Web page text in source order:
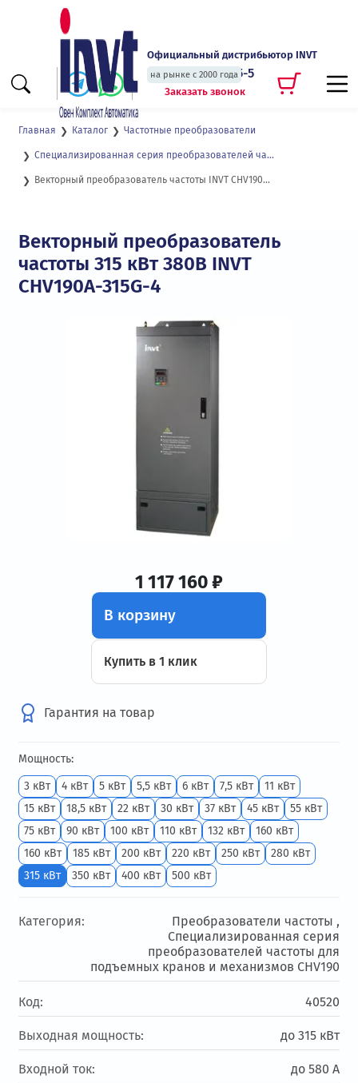
Официальный дистрибьютор INVT
на рынке с 2000 года
+7 (495) 135-135-5
Заказать звонок
Главная Каталог Частотные преобразователи
Специализированная серия преобразователей частоты для подъемных кранов и механизмов CHV190
Векторный преобразователь частоты INVT CHV190A-315-4
Векторный преобразователь
частоты 315 кВт 380В INVT
CHV190A-315G-4
1 117 160 ₽
В корзину
Купить в 1 клик
Гарантия на товар
Мощность:
3 кВт
4 кВт 5 кВт 5,5 кВт 6 кВт 7,5 кВт
11 кВт
15 кВт
18,5 кВт 22 кВт 30 кВт 37 кВт 45 кВт
55 кВт
75 кВт
90 кВт 100 кВт 110 кВт 132 кВт
160 кВт
160 кВт
185 кВт 200 кВт 220 кВт 250 кВт
280 кВт
315 кВт
350 кВт 400 кВт 500 кВт
Категория:
Преобразователи частоты ,
Специализированная серия
преобразователей частоты для
подъемных кранов и механизмов CHV190
Код: 40520
Выходная мощность: до 315 кВт
Входной ток: до 580 А